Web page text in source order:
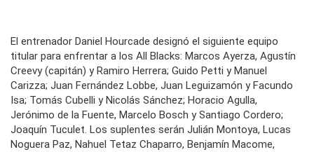
El entrenador Daniel Hourcade designó el siguiente equipo
titular para enfrentar a los All Blacks: Marcos Ayerza, Agustín
Creevy (capitán) y Ramiro Herrera; Guido Petti y Manuel
Carizza; Juan Fernández Lobbe, Juan Leguizamón y Facundo
Isa; Tomás Cubelli y Nicolás Sánchez; Horacio Agulla,
Jerónimo de la Fuente, Marcelo Bosch y Santiago Cordero;
Joaquín Tuculet. Los suplentes serán Julián Montoya, Lucas
Noguera Paz, Nahuel Tetaz Chaparro, Benjamín Macome,